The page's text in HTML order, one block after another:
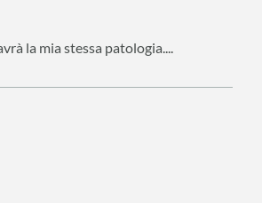
la mia stessa patologia....